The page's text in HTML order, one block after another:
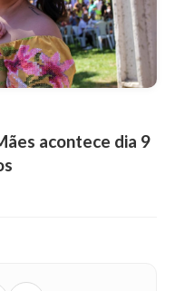
acontece dia 9